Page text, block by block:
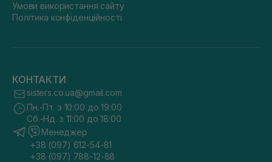
Умови використання сайту
Політика конфіденційності
КОНТАКТИ
sisters.co.ua@gmail.com
Пн.-Пт. з 10:00 до 19:00
Сб.-Нд. з 11:00 до 18:00
Менеджер
+38 (097) 612-54-81
+38 (097) 788-12-88